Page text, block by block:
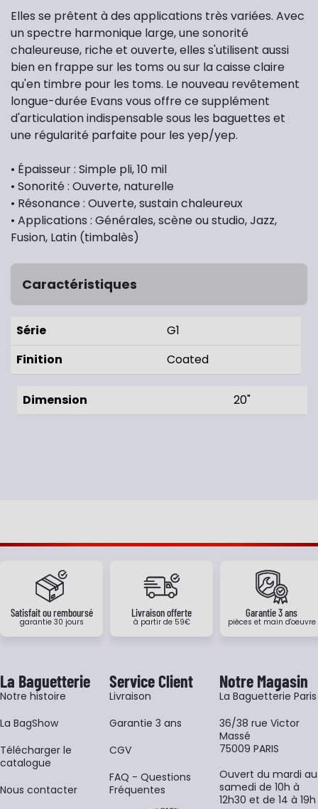
Elles se prêtent à des applications très variées. Avec
un spectre harmonique large, une sonorité
chaleureuse, riche et ouverte, elles s'utilisent aussi
bien en frappe sur les toms ou sur la caisse claire
qu'en timbre pour les toms. Le nouveau revêtement
longue-durée Evans vous offre ce supplément
d'articulation indispensable sous les baguettes et
une régularité parfaite pour les yep/yep.
• Épaisseur : Simple pli, 10 mil
• Sonorité : Ouverte, naturelle
• Résonance : Ouverte, sustain chaleureux
• Applications : Générales, scène ou studio, Jazz,
Fusion, Latin (timbalès)
Caractéristiques
Série
G1
Finition
Coated
Dimension 20"
Satisfait ou remboursé
garantie 30 jours
Livraison offerte
à partir de 59€
Garantie 3 ans
pièces et main d'oeuvre
La Baguetterie
Notre histoire
La BagShow
​Télécharger le
catalogue
Nous contacter
Service Client
Livraison
Garantie 3 ans
CGV
FAQ - Questions
Fréquentes
Notre Magasin
La Baguetterie Paris
36/38 rue Victor
Massé
75009 PARIS
Ouvert du mardi au
samedi de 10h à
12h30 et de 14 à 19h